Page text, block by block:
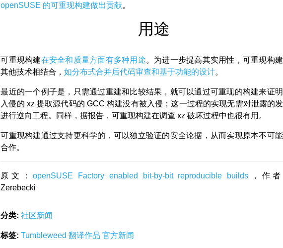
openSUSE 的可重现构建做出贡献。
用途
可重现构建在安全和质量方面有多种用途。为进一步提高其实用性，可重现构
其他技术相结合，如分布式合并后代码审查和基于功能的设计。
最近的一个例子是，只需通过重建和比较结果，就可以通过可重现的构建来证
入侵的 xz 提取源代码的 GCC 构建没有被入侵；这一过程的实现无需对泄露的
进行逆向工程。同样，据报告，可重现构建在调查 xz 破坏过程中也很有用。
可重现构建通过支持更科学的，可以独立验证的安全论据，从而实现原本不可
合作。
原文：openSUSE Factory enabled bit-by-bit reproducible builds ，作
Zerebecki
分类: 社区新闻
标签: Tumbleweed翻译作品官方新闻